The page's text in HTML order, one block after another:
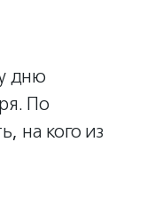
дню
По
на кого из